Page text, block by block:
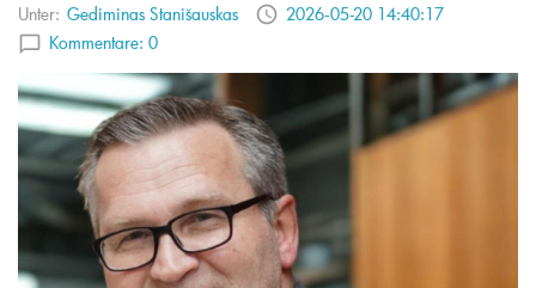
Unter: Gediminas Stanišauskas
2026-05-20 14:40:17
Kommentare: 0